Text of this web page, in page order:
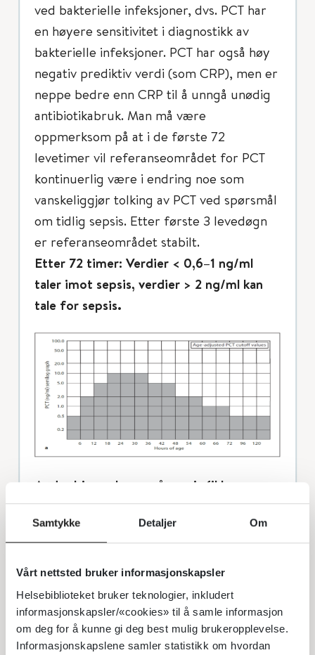
Samtykke Detaljer Om
Vårt nettsted bruker informasjonskapsler
Helsebiblioteket bruker teknologier, inkludert
informasjonskapsler/«cookies» til å samle informasjon
om deg for å kunne gi deg best mulig brukeropplevelse.
Informasjonskapslene samler statistikk om hvordan
ved bakterielle infeksjoner, dvs. PCT har
en høyere sensitivitet i diagnostikk av
bakterielle infeksjoner. PCT har også høy
negativ prediktiv verdi (som CRP), men er
neppe bedre enn CRP til å unngå unødig
antibiotikabruk. Man må være
oppmerksom på at i de første 72
levetimer vil referanseområdet for PCT
kontinuerlig være i endring noe som
vanskeliggjør tolking av PCT ved spørsmål
om tidlig sepsis. Etter første 3 levedøgn
er referanseområdet stabilt.
Etter 72 timer: Verdier < 0,6–1 ng/ml
taler imot sepsis, verdier > 2 ng/ml kan
tale for sepsis.
Andre biomarkører på sepsis (ikke
rutinemessig i bruk i Norge)
Noen steder i utlandet benyttes
rutinemessig IL-6 eller IL-8.
tidlig markør på neonatal sepsis.
Blodkultur